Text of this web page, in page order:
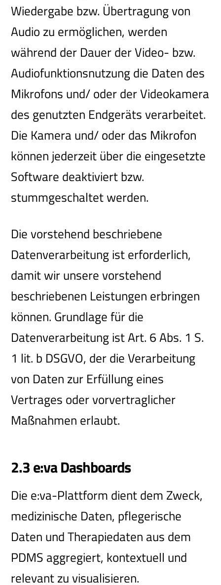
Wiedergabe bzw. Übertragung von
Audio zu ermöglichen, werden
während der Dauer der Video- bzw.
Audiofunktionsnutzung die Daten des
Mikrofons und/ oder der Videokamera
des genutzten Endgeräts verarbeitet.
Die Kamera und/ oder das Mikrofon
können jederzeit über die eingesetzte
Software deaktiviert bzw.
stummgeschaltet werden.
Die vorstehend beschriebene
Datenverarbeitung ist erforderlich,
damit wir unsere vorstehend
beschriebenen Leistungen erbringen
können. Grundlage für die
Datenverarbeitung ist Art. 6 Abs. 1 S.
1 lit. b DSGVO, der die Verarbeitung
von Daten zur Erfüllung eines
Vertrages oder vorvertraglicher
Maßnahmen erlaubt.
2.3 e:va Dashboards
Die e:va-Plattform dient dem Zweck,
medizinische Daten, pflegerische
Daten und Therapiedaten aus dem
PDMS aggregiert, kontextuell und
relevant zu visualisieren.